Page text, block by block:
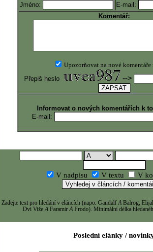
Jméno:
E-mail:
Komentář:
Upozorňovat na nové komentáře
Přepiš heslo
-->
Informovat o nových komentářích k
E-mail:
V nadpisu V textu V
Zadejte text pro hledání v eláncích (napo. GandalfA Balrog,
Dvi VižeA FaramirA Frodo). Minimální délka
Poslední elánky /